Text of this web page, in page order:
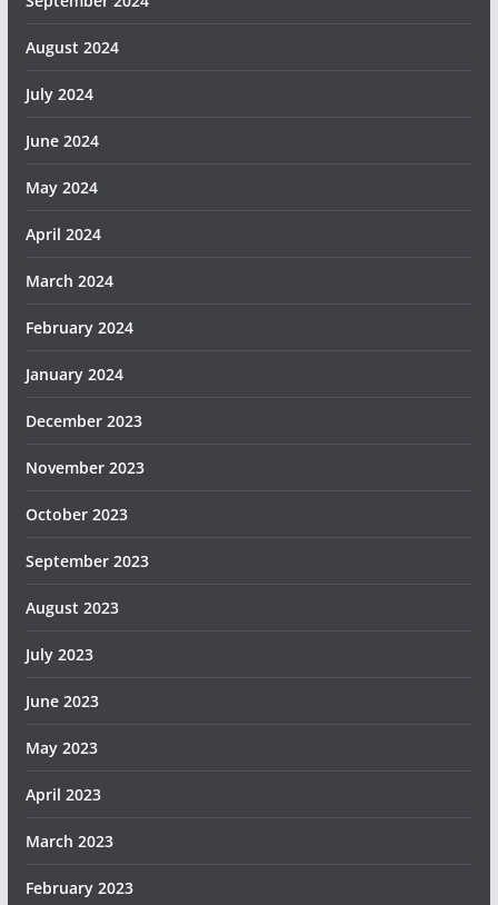
August 2024
July 2024
June 2024
May 2024
April 2024
March 2024
February 2024
January 2024
December 2023
November 2023
October 2023
September 2023
August 2023
July 2023
June 2023
May 2023
April 2023
March 2023
February 2023